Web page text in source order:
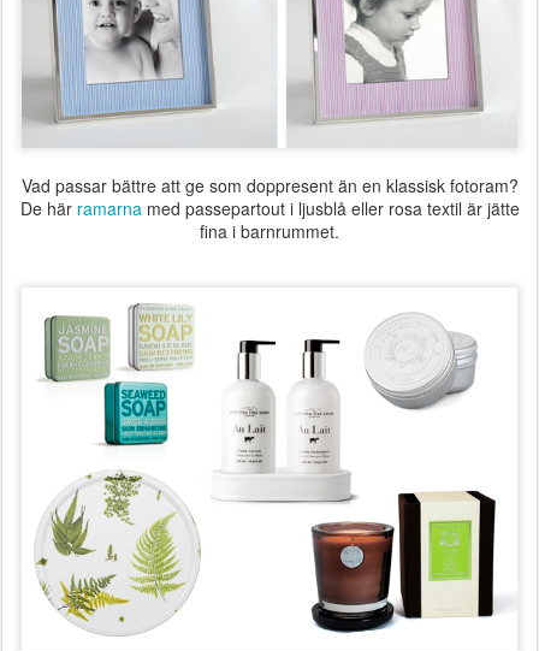
Vad passar bättre att ge som doppresent än en klassisk fotoram?
De här ramarnamed passepartout i ljusblå eller rosa textil är jätte
fina i barnrummet.